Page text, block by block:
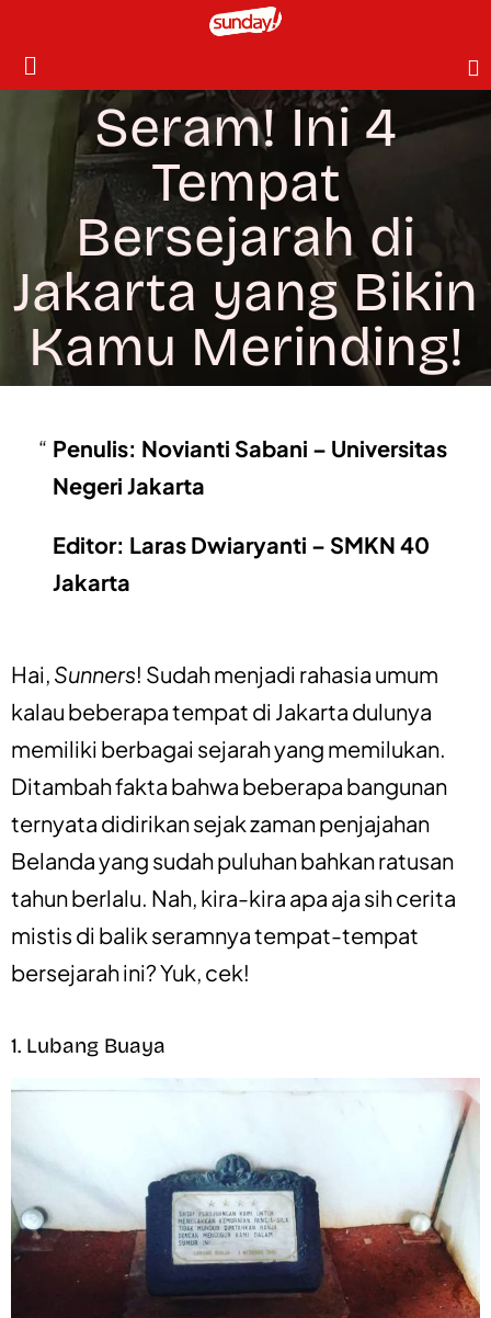
Seram! Ini 4
Tempat
Bersejarah di
Jakarta yang Bikin
Kamu Merinding!
Penulis: Novianti Sabani – Universitas
Negeri Jakarta
Editor: Laras Dwiaryanti – SMKN 40
Jakarta
Hai, Sunners! Sudah menjadi rahasia umum
kalau beberapa tempat di Jakarta dulunya
memiliki berbagai sejarah yang memilukan.
Ditambah fakta bahwa beberapa bangunan
ternyata didirikan sejak zaman penjajahan
Belanda yang sudah puluhan bahkan ratusan
tahun berlalu. Nah, kira-kira apa aja sih cerita
mistis di balik seramnya tempat-tempat
bersejarah ini? Yuk, cek!
1. Lubang Buaya